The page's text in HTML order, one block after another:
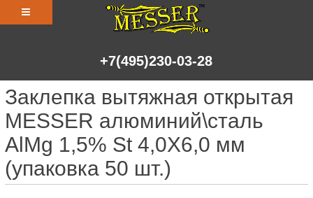
+7(495)230-03-28
Заклепка вытяжная открытая
MESSER алюминий\сталь
AlMg 1,5% St 4,0X6,0 мм
(упаковка 50 шт.)